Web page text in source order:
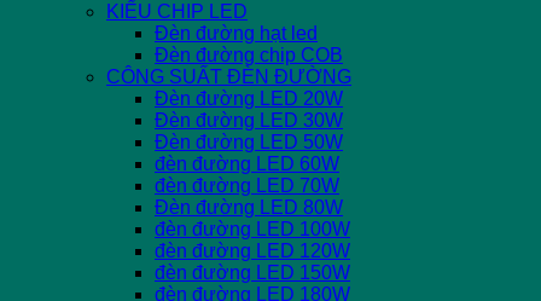
KIỂU CHIP LED
Đèn đường hạt led
Đèn đường chip COB
CÔNG SUẤT ĐÈN ĐƯỜNG
Đèn đường LED 20W
Đèn đường LED 30W
Đèn đường LED 50W
đèn đường LED 60W
đèn đường LED 70W
Đèn đường LED 80W
đèn đường LED 100W
đèn đường LED 120W
đèn đường LED 150W
đèn đường LED 180W